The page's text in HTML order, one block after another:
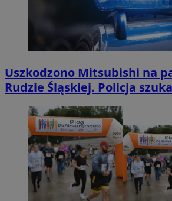
Uszkodzono Mitsubishi na
Rudzie Śląskiej. Policja